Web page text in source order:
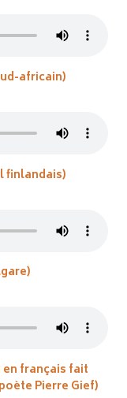
africain)
finlandais)
en français fait
Pierre Gief)